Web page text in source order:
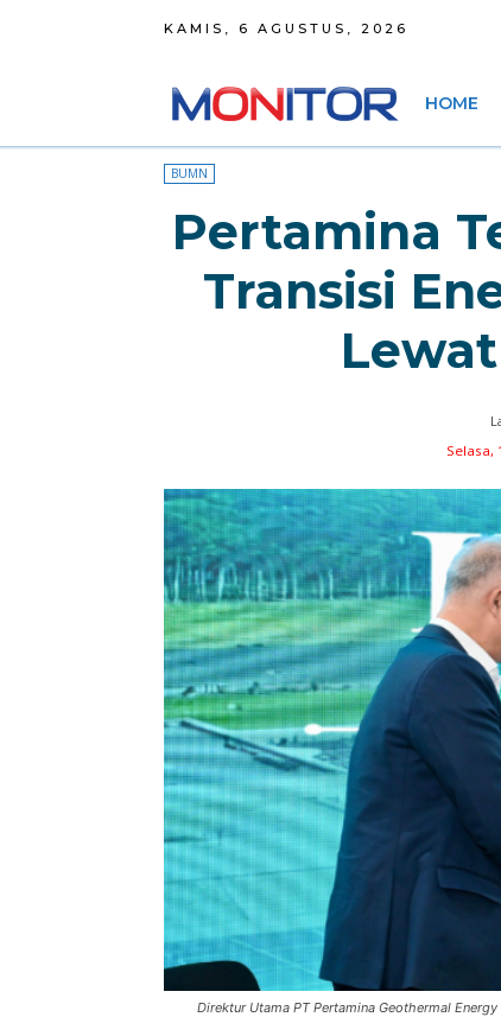
KAMIS, 6 AGUSTUS, 2026
HOME
BUMN
Pertamina
Transisi
Selasa,
Direktur Utama PT Pertamina Geothermal